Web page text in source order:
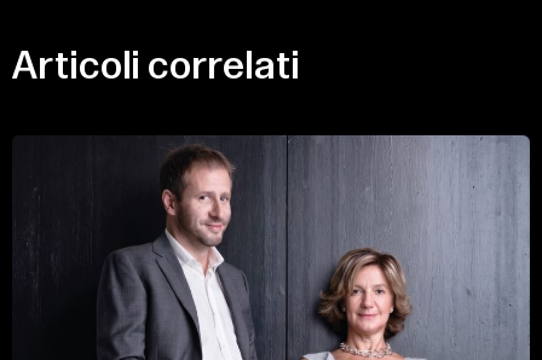
Articoli correlati